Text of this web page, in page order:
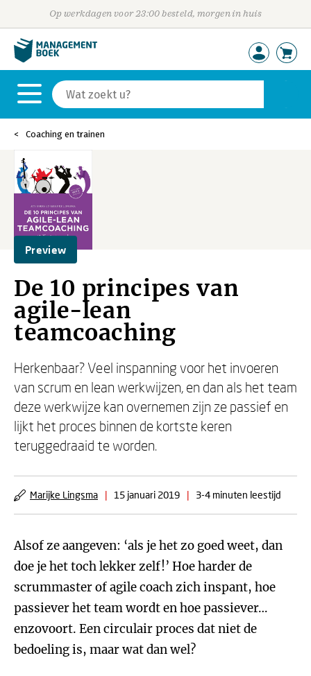
Op werkdagen voor 23:00 besteld, morgen in huis
Coaching en trainen
Preview
De 10 principes van
agile-lean
teamcoaching
Herkenbaar? Veel inspanning voor het invoeren
van scrum en lean werkwijzen, en dan als het team
deze werkwijze kan overnemen zijn ze passief en
lijkt het proces binnen de kortste keren
teruggedraaid te worden.
Marijke Lingsma | 15 januari 2019 | 3-4 minuten leestijd
Alsof ze aangeven: ‘als je het zo goed weet, dan
doe je het toch lekker zelf!’ Hoe harder de
scrummaster of agile coach zich inspant, hoe
passiever het team wordt en hoe passiever…
enzovoort. Een circulair proces dat niet de
bedoeling is, maar wat dan wel?